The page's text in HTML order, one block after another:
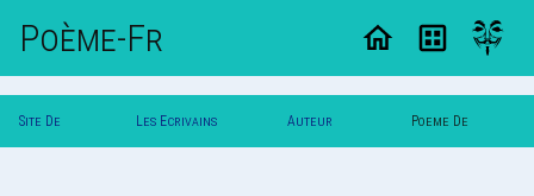
Poème-Fr
Site De Les Ecrivains Auteur Poeme De